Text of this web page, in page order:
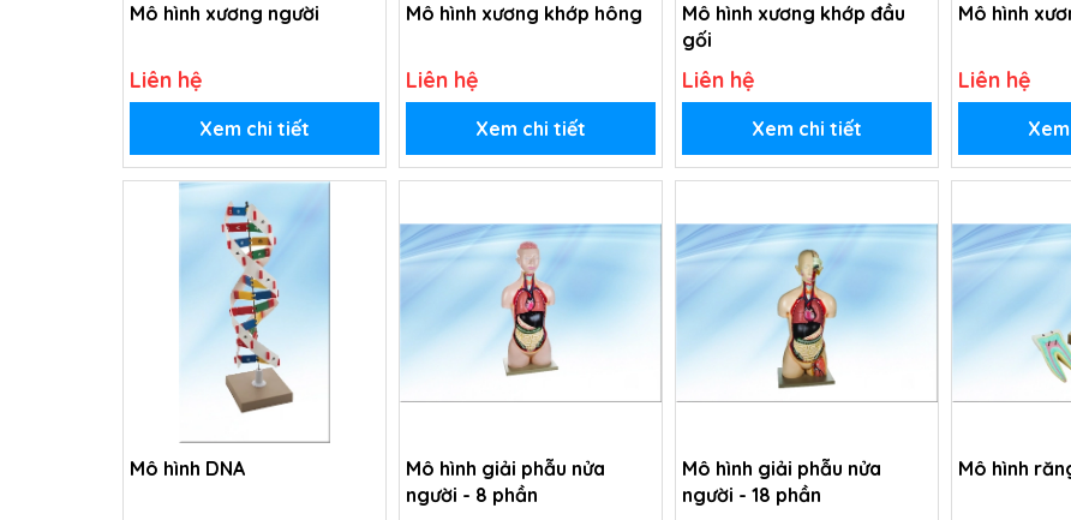
Mô hình xương người
Liên hệ
Xem chi tiết
Mô hình xương khớp hông
Liên hệ
Xem chi tiết
Mô hình xương khớp đầu
gối
Liên hệ
Xem chi tiết
Mô hình
Liên hệ
Mô hình DNA
Mô hình giải phẫu nửa
người - 8 phần
Mô hình giải phẫu nửa
người - 18 phần
Mô hình